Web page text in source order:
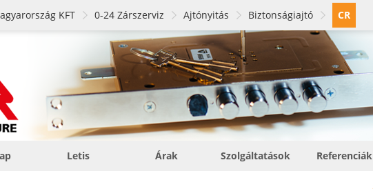
KFT 0-24 Zárszerviz Ajtónyitás Biztonságiajtó CR
Letis Árak Szolgáltatások Referenciák